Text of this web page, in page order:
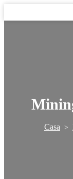
Casa >